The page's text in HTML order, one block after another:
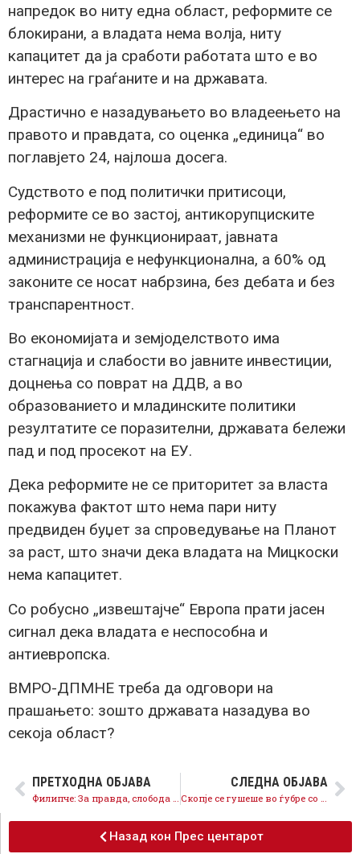
напредок во ниту една област, реформите се
блокирани, а владата нема волја, ниту
капацитет да ја сработи работата што е во
интерес на граѓаните и на државата.
Драстично е назадувањето во владеењето на
правото и правдата, со оценка „единица“ во
поглавјето 24, најлоша досега.
Судството е под политички притисоци,
реформите се во застој, антикорупциските
механизми не функционираат, јавната
администрација е нефункционална, а 60% од
законите се носат набрзина, без дебата и без
транспарентност.
Во економијата и земјоделството има
стагнација и слабости во јавните инвестиции,
доцнења со поврат на ДДВ, а во
образованието и младинските политики
резултатите се поразителни, државата бележи
пад и под просекот на ЕУ.
Дека реформите не се приторитет за власта
покажува фактот што нема пари ниту
предвиден буџет за спроведување на Планот
за раст, што значи дека владата на Мицкоски
нема капацитет.
Со робусно „извештајче“ Европа прати јасен
сигнал дека владата е неспособна и
антиевропска.
ВМРО-ДПМНЕ треба да одговори на
прашањето: зошто државата назадува во
секоја област?
ПРЕТХОДНА ОБЈАВА СЛЕДНА ОБЈАВА
Назад кон Прес центарот